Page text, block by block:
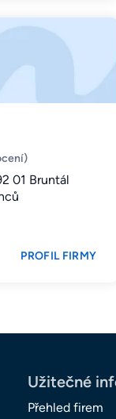
01 Bruntál
PROFIL FIRMY
Užitečné
Přehled firem